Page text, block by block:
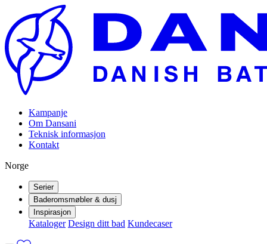
Kampanje
Om Dansani
Teknisk informasjon
Kontakt
Norge
Serier
Baderomsmøbler & dusj
Inspirasjon
Kataloger Design ditt bad Kundecaser